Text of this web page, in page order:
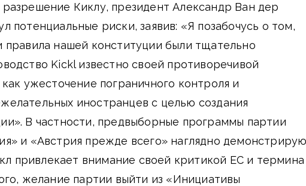
Киклу, президент Александр Ван дер
потенциальные риски, заявив: «Я позабочусь о том,
правила нашей конституции были тщательно
Kickl известно своей противоречивой
ужесточение пограничного контроля и
иностранцев с целью создания
В частности, предвыборные программы партии
и «Австрия прежде всего» наглядно
привлекает внимание своей критикой ЕС и термина
желание партии выйти из «Инициативы